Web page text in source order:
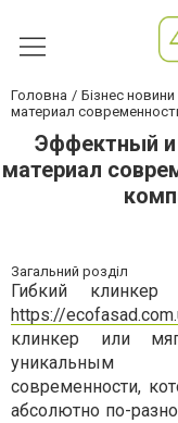
Головна Бізнес новини
материал
Эффектный
материал
Загальний розділ
Гибкий
https://
клинкер или
уникальным
современности,
абсолютно по-